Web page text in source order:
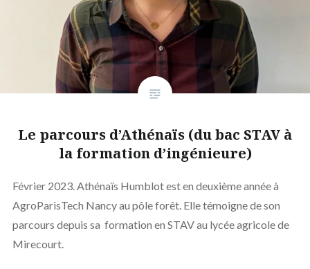
Le parcours d’Athénaïs (du bac STAV à
la formation d’ingénieure)
Février 2023. Athénaïs Humblot est en deuxième année à
AgroParisTech Nancy au pôle forêt. Elle témoigne de son
parcours depuis sa formation en STAV au lycée agricole de
Mirecourt.